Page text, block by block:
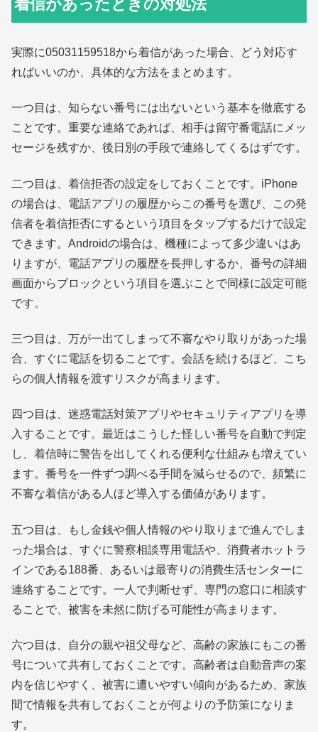
着信があったときの対処法
実際に05031159518から着信があった場合、どう対応す
ればいいのか、具体的な方法をまとめます。
一つ目は、知らない番号には出ないという基本を徹底する
ことです。重要な連絡であれば、相手は留守番電話にメッ
セージを残すか、後日別の手段で連絡してくるはずです。
二つ目は、着信拒否の設定をしておくことです。iPhone
の場合は、電話アプリの履歴からこの番号を選び、この発
信者を着信拒否にするという項目をタップするだけで設定
できます。Androidの場合は、機種によって多少違いはあ
りますが、電話アプリの履歴を長押しするか、番号の詳細
画面からブロックという項目を選ぶことで同様に設定可能
です。
三つ目は、万が一出てしまって不審なやり取りがあった場
合、すぐに電話を切ることです。会話を続けるほど、こち
らの個人情報を渡すリスクが高まります。
四つ目は、迷惑電話対策アプリやセキュリティアプリを導
入することです。最近はこうした怪しい番号を自動で判定
し、着信時に警告を出してくれる便利な仕組みも増えてい
ます。番号を一件ずつ調べる手間を減らせるので、頻繁に
不審な着信がある人ほど導入する価値があります。
五つ目は、もし金銭や個人情報のやり取りまで進んでしま
った場合は、すぐに警察相談専用電話や、消費者ホットラ
インである188番、あるいは最寄りの消費生活センターに
連絡することです。一人で判断せず、専門の窓口に相談す
ることで、被害を未然に防げる可能性が高まります。
六つ目は、自分の親や祖父母など、高齢の家族にもこの番
号について共有しておくことです。高齢者は自動音声の案
内を信じやすく、被害に遭いやすい傾向があるため、家族
間で情報を共有しておくことが何よりの予防策になりま
す。